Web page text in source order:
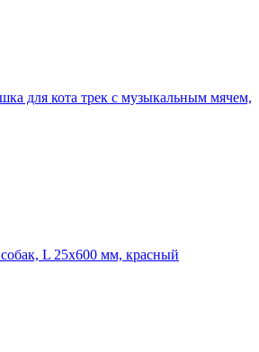
для кота трек с музыкальным мячем,
L 25x600 мм, красный